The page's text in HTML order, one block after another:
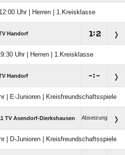
Uhr | Herren | 1.Kreisklasse
Handorf :
Uhr | Herren | 1.Kreisklasse
Handorf :
| E-Junioren | Kreisfreundschaftsspiele
TV Asendorf-Dierkshausen Absetzung
| D-Junioren | Kreisfreundschaftsspiele